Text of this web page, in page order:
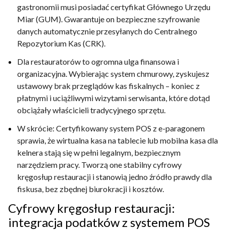
gastronomii musi posiadać certyfikat Głównego Urzędu
Miar (GUM). Gwarantuje on bezpieczne szyfrowanie
danych automatycznie przesyłanych do Centralnego
Repozytorium Kas (CRK).
Dla restauratorów to ogromna ulga finansowa i
organizacyjna. Wybierając system chmurowy, zyskujesz
ustawowy brak przeglądów kas fiskalnych – koniec z
płatnymi i uciążliwymi wizytami serwisanta, które dotąd
obciążały właścicieli tradycyjnego sprzętu.
W skrócie: Certyfikowanysystem POS z e-paragonem
sprawia, żewirtualna kasa na tablecie lub mobilna kasa dla
kelnerastają się w pełni legalnym, bezpiecznym
narzędziem pracy. Tworzą one stabilnycyfrowy
kręgosłup restauracji i stanowią jedno źródło prawdydla
fiskusa, bez zbędnej biurokracji i kosztów
Cyfrowy kręgosłup restauracji:
integracja podatków z systemem POS